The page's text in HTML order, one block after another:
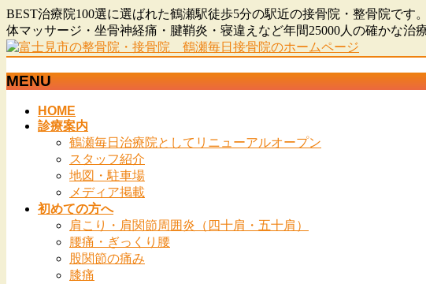
BEST治療院100選に選ばれた鶴瀬駅徒歩5分の駅近の接骨院・整骨院で
体マッサージ・坐骨神経痛・腱鞘炎・寝違えなど年間25000人の確かな
MENU
HOME
診療案内
鶴瀬毎日治療院としてリニューアルオープン
スタッフ紹介
地図・駐車場
メディア掲載
初めての方へ
肩こり・肩関節周囲炎（四十肩・五十肩）
腰痛・ぎっくり腰
股関節の痛み
膝痛